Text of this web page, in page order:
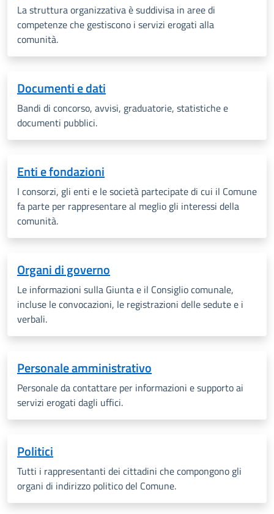
La struttura organizzativa è suddivisa in aree di
competenze che gestiscono i servizi erogati alla
comunità.
Documenti e dati
Bandi di concorso, avvisi, graduatorie, statistiche e
documenti pubblici.
Enti e fondazioni
I consorzi, gli enti e le società partecipate di cui il Comune
fa parte per rappresentare al meglio gli interessi della
comunità.
Organi di governo
Le informazioni sulla Giunta e il Consiglio comunale,
incluse le convocazioni, le registrazioni delle sedute e i
verbali.
Personale amministrativo
Personale da contattare per informazioni e supporto ai
servizi erogati dagli uffici.
Politici
Tutti i rappresentanti dei cittadini che compongono gli
organi di indirizzo politico del Comune.